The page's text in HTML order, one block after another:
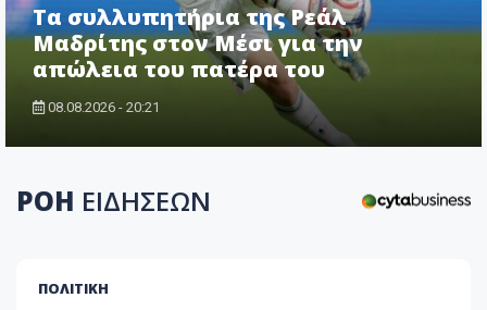
Τα συλλυπητήρια της Ρεάλ
Μαδρίτης στον Μέσι για την
απώλεια του πατέρα του
08.08.2026 - 20:21
ΡΟΗ ΕΙΔΗΣΕΩΝ
ΠΟΛΙΤΙΚΗ